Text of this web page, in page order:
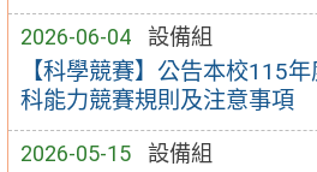
2026-06-04 設備組
【科學競賽】公告本校115
科能力競賽規則及注意事項
2026-05-15 設備組